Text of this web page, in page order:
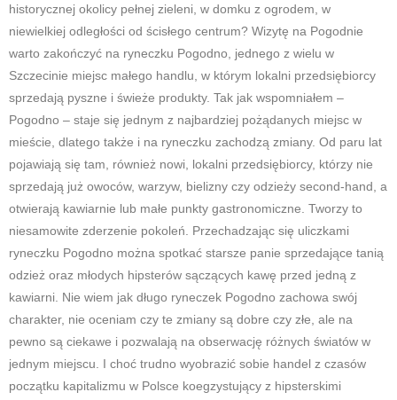
historycznej okolicy pełnej zieleni, w domku z ogrodem, w
niewielkiej odległości od ścisłego centrum? Wizytę na Pogodnie
warto zakończyć na ryneczku Pogodno, jednego z wielu w
Szczecinie miejsc małego handlu, w którym lokalni przedsiębiorcy
sprzedają pyszne i świeże produkty. Tak jak wspomniałem –
Pogodno – staje się jednym z najbardziej pożądanych miejsc w
mieście, dlatego także i na ryneczku zachodzą zmiany. Od paru lat
pojawiają się tam, również nowi, lokalni przedsiębiorcy, którzy nie
sprzedają już owoców, warzyw, bielizny czy odzieży second-hand, a
otwierają kawiarnie lub małe punkty gastronomiczne. Tworzy to
niesamowite zderzenie pokoleń. Przechadzając się uliczkami
ryneczku Pogodno można spotkać starsze panie sprzedające tanią
odzież oraz młodych hipsterów sączących kawę przed jedną z
kawiarni. Nie wiem jak długo ryneczek Pogodno zachowa swój
charakter, nie oceniam czy te zmiany są dobre czy złe, ale na
pewno są ciekawe i pozwalają na obserwację różnych światów w
jednym miejscu. I choć trudno wyobrazić sobie handel z czasów
początku kapitalizmu w Polsce koegzystujący z hipsterskimi